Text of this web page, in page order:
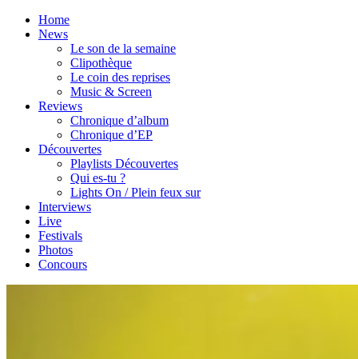
Home
News
Le son de la semaine
Clipothèque
Le coin des reprises
Music & Screen
Reviews
Chronique d’album
Chronique d’EP
Découvertes
Playlists Découvertes
Qui es-tu ?
Lights On / Plein feux sur
Interviews
Live
Festivals
Photos
Concours